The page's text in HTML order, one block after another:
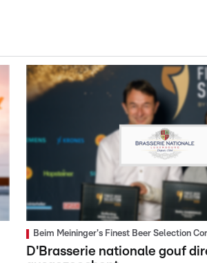
Beim Meininger's Finest Beer Selection
D'Brasserie nationale gouf